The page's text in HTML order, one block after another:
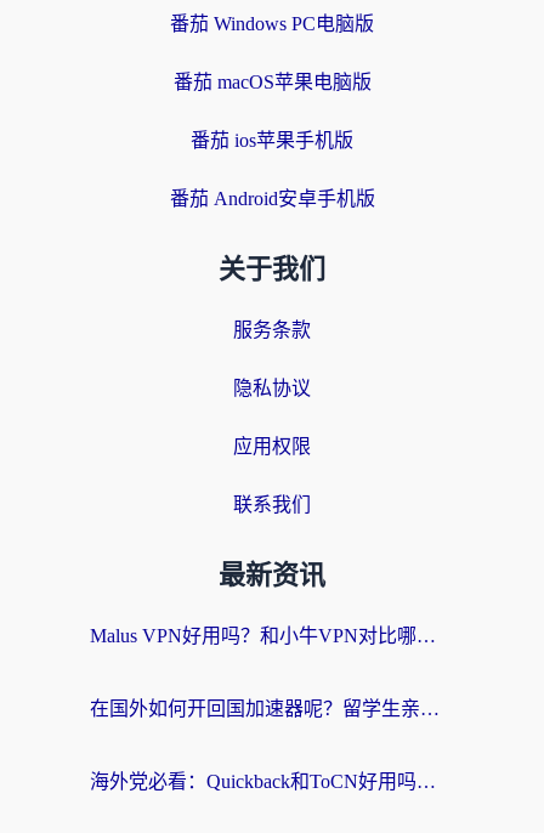
番茄 Windows PC电脑版
番茄 macOS苹果电脑版
番茄 ios苹果手机版
番茄 Android安卓手机版
关于我们
服务条款
隐私协议
应用权限
联系我们
最新资讯
Malus VPN好用吗？和小牛VPN对比哪个回国效果更好？海外党亲测实用指南
在国外如何开回国加速器呢？留学生亲测的无缝访问国内资源指南
海外党必看：Quickback和ToCN好用吗？3分钟选对回国加速器的实用指南